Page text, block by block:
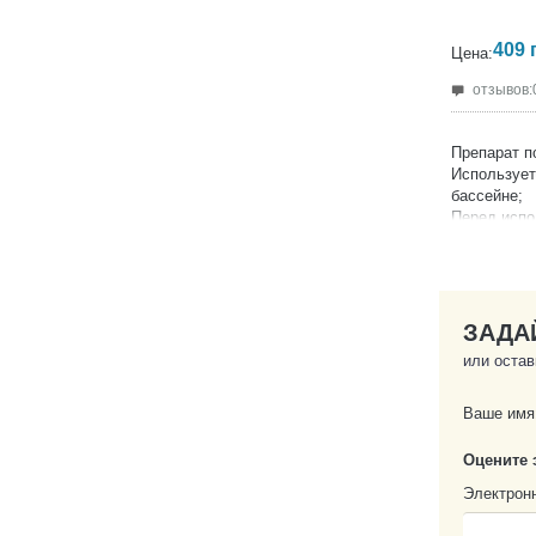
Цена:409
Препарат
бассейне;
Перед
или
Ваше
Оцените